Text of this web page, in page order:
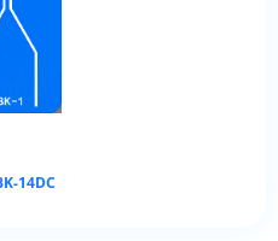
14DC